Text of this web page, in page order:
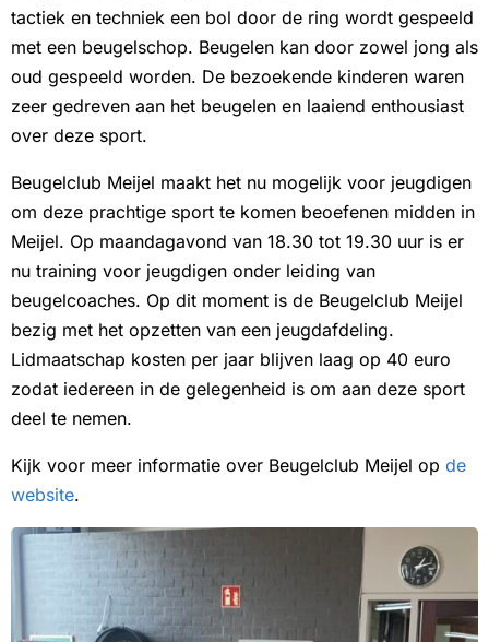
tactiek en techniek een bol door de ring wordt gespeeld
met een beugelschop. Beugelen kan door zowel jong als
oud gespeeld worden. De bezoekende kinderen waren
zeer gedreven aan het beugelen en laaiend enthousiast
over deze sport.
Beugelclub Meijel maakt het nu mogelijk voor jeugdigen
om deze prachtige sport te komen beoefenen midden in
Meijel. Op maandagavond van 18.30 tot 19.30 uur is er
nu training voor jeugdigen onder leiding van
beugelcoaches. Op dit moment is de Beugelclub Meijel
bezig met het opzetten van een jeugdafdeling.
Lidmaatschap kosten per jaar blijven laag op 40 euro
zodat iedereen in de gelegenheid is om aan deze sport
deel te nemen.
Kijk voor meer informatie over Beugelclub Meijel op de
website.